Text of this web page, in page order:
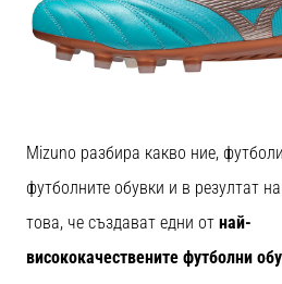
Mizuno разбира какво ние,
футболните обувки и в резултат
това, че създават едни от най-
висококачествените футболни